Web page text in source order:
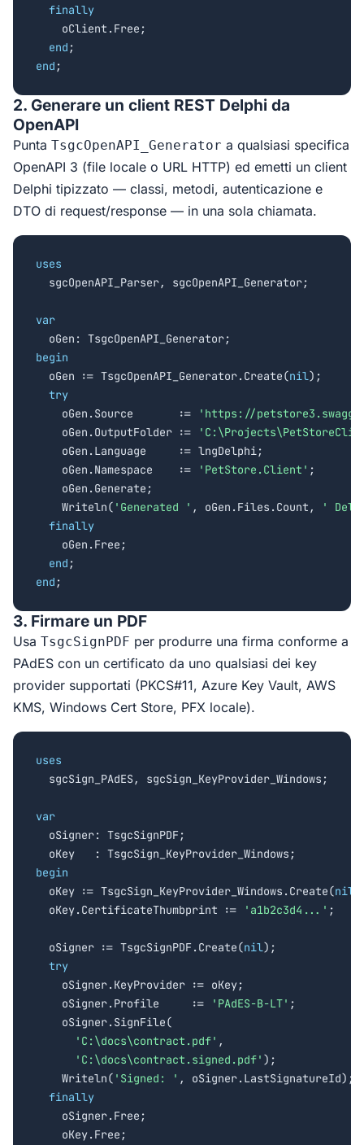
finally
    oClient.Free;
end
end ;
2. Generare un client REST Delphi da
OpenAPI
Punta TsgcOpenAPI_Generator a qualsiasi specifica
OpenAPI 3 (file locale o URL HTTP) ed emetti un client
Delphi tipizzato — classi, metodi, autenticazione e
DTO di request/response — in una sola chiamata.
uses
sgcOpenAPI_Parser, sgcOpenAPI_Generator;
var
begin
oGen := TsgcOpenAPI_Generator.Create(nil);
try
    oGen.Source       :=
'https://
    oGen.OutputFolder :=
    oGen.Language     := lngDelphi;
    oGen.Namespace    :=
'PetStore.Client' ;
    oGen.Generate;
    Writeln(
'Generated ' , oGen.Files.Count,
'
finally
    oGen.Free;
end
end ;
3. Firmare un PDF
Usa TsgcSignPDF per produrre una firma conforme a
PAdES con un certificato da uno qualsiasi dei key
provider supportati (PKCS#11, Azure Key Vault, AWS
KMS, Windows Cert Store, PFX locale).
uses
sgcSign_PAdES, sgcSign_KeyProvider_Windows;
var
oSigner: TsgcSignPDF;
begin
oKey := TsgcSign_KeyProvider_Windows.Create(nil
  oKey.CertificateThumbprint :=
'a1b2c3d4...' ;
  oSigner := TsgcSignPDF.Create(
nil);
try
    oSigner.KeyProvider := oKey;
    oSigner.Profile     :=
'PAdES-B-LT' ;
    oSigner.SignFile(
'C:\docs\contract.pdf' ,
'C:\docs\contract.signed.pdf' );
    Writeln(
'Signed: ' , oSigner.LastSignatureId);
finally
    oSigner.Free;
    oKey.Free;